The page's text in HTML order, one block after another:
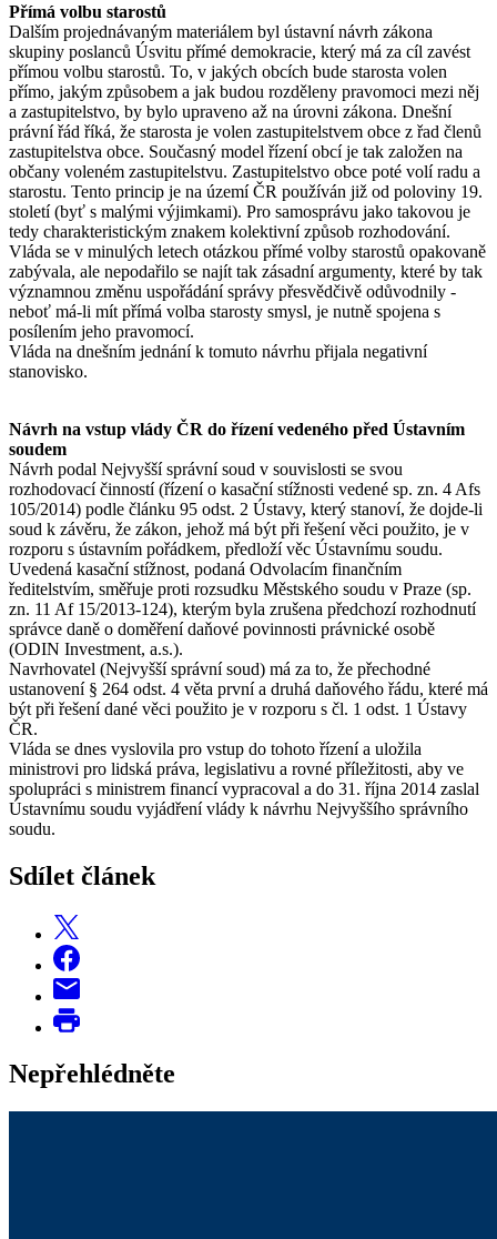
Přímá volbu starostů
Dalším projednávaným materiálem byl ústavní návrh zákona
skupiny poslanců Úsvitu přímé demokracie, který má za cíl zavést
přímou volbu starostů. To, v jakých obcích bude starosta volen
přímo, jakým způsobem a jak budou rozděleny pravomoci mezi něj
a zastupitelstvo, by bylo upraveno až na úrovni zákona. Dnešní
právní řád říká, že starosta je volen zastupitelstvem obce z řad členů
zastupitelstva obce. Současný model řízení obcí je tak založen na
občany voleném zastupitelstvu. Zastupitelstvo obce poté volí radu a
starostu. Tento princip je na území ČR používán již od poloviny 19.
století (byť s malými výjimkami). Pro samosprávu jako takovou je
tedy charakteristickým znakem kolektivní způsob rozhodování.
Vláda se v minulých letech otázkou přímé volby starostů opakovaně
zabývala, ale nepodařilo se najít tak zásadní argumenty, které by tak
významnou změnu uspořádání správy přesvědčivě odůvodnily -
neboť má-li mít přímá volba starosty smysl, je nutně spojena s
posílením jeho pravomocí.
Vláda na dnešním jednání k tomuto návrhu přijala negativní
stanovisko.
Návrh na vstup vlády ČR do řízení vedeného před Ústavním
soudem
Návrh podal Nejvyšší správní soud v souvislosti se svou
rozhodovací činností (řízení o kasační stížnosti vedené sp. zn. 4 Afs
105/2014) podle článku 95 odst. 2 Ústavy, který stanoví, že dojde-li
soud k závěru, že zákon, jehož má být při řešení věci použito, je v
rozporu s ústavním pořádkem, předloží věc Ústavnímu soudu.
Uvedená kasační stížnost, podaná Odvolacím finančním
ředitelstvím, směřuje proti rozsudku Městského soudu v Praze (sp.
zn. 11 Af 15/2013-124), kterým byla zrušena předchozí rozhodnutí
správce daně o doměření daňové povinnosti právnické osobě
(ODIN Investment, a.s.).
Navrhovatel (Nejvyšší správní soud) má za to, že přechodné
ustanovení § 264 odst. 4 věta první a druhá daňového řádu, které má
být při řešení dané věci použito je v rozporu s čl. 1 odst. 1 Ústavy
ČR.
Vláda se dnes vyslovila pro vstup do tohoto řízení a uložila
ministrovi pro lidská práva, legislativu a rovné příležitosti, aby ve
spolupráci s ministrem financí vypracoval a do 31. října 2014 zaslal
Ústavnímu soudu vyjádření vlády k návrhu Nejvyššího správního
soudu.
Sdílet článek
Nepřehlédněte